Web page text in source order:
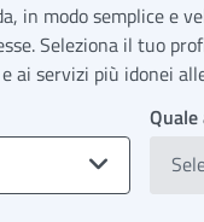
in modo semplice e
Seleziona il tuo
ai servizi più idonei